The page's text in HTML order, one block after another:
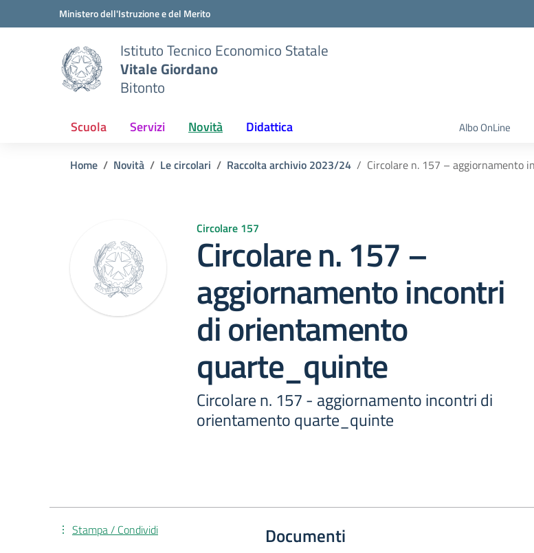
Vai ai contenuti
Vai al menu di navigazioneMinistero dell'Istruzione e del Merito
Istituto Tecnico Economico Statale
Vitale Giordano
Bitonto
Scuola Servizi Novità Didattica Albo OnLine
Home Novità Le circolari Raccolta archivio 2023/24 Circolare n. 157 –
Circolare 157
Circolare n. 157 –
aggiornamento incontri
di orientamento
quarte_quinte
Circolare n. 157 - aggiornamento incontri di
orientamento quarte_quinte
Documenti
Stampa / Condividi